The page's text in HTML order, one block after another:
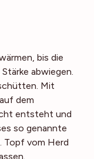
bis die
abwiegen.
Mit
dem
entsteht und
so genannte
Topf vom Herd